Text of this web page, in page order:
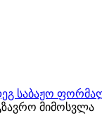
საბაჟო
მიმოსვლა